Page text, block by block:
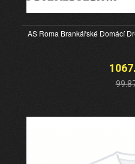
AS Roma Brankářské Domácí